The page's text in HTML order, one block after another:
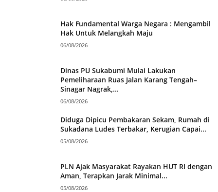
Hak Fundamental Warga Negara : Mengambil
Hak Untuk Melangkah Maju
06/08/2026
Dinas PU Sukabumi Mulai Lakukan
Pemeliharaan Ruas Jalan Karang Tengah–
Sinagar Nagrak,...
06/08/2026
Diduga Dipicu Pembakaran Sekam, Rumah di
Sukadana Ludes Terbakar, Kerugian Capai...
05/08/2026
PLN Ajak Masyarakat Rayakan HUT RI dengan
Aman, Terapkan Jarak Minimal...
05/08/2026